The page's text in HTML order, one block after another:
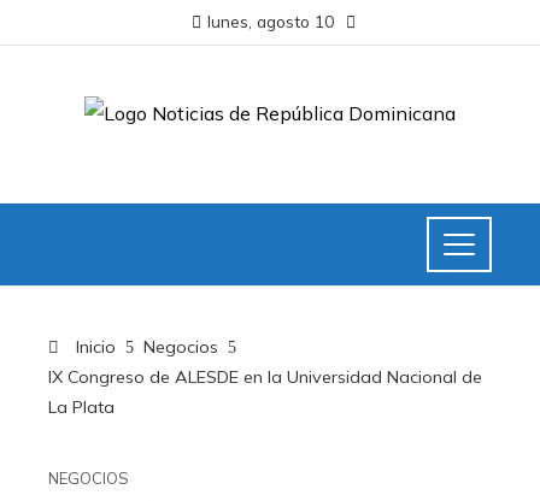
lunes, agosto 10
Inicio
Negocios
IX Congreso de ALESDE en la Universidad Nacional de
La Plata
NEGOCIOS